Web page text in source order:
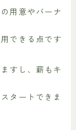
用意やバーナ
できる点です
すし、薪もキ
タートできま